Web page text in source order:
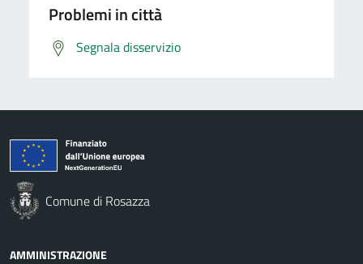
Problemi in città
Segnala disservizio
Comune di Rosazza
AMMINISTRAZIONE